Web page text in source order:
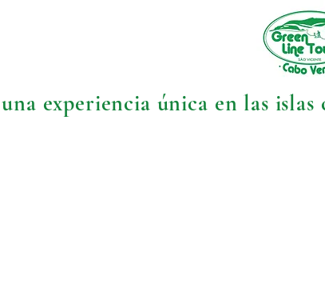
experiencia única en las islas